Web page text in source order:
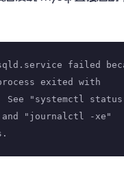
failed
exited with
See "systemctl status
"journalctl -xe"